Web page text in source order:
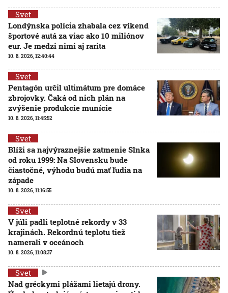
Svet
Londýnska polícia zhabala cez víkend
športové autá za viac ako 10 miliónov
eur. Je medzi nimi aj rarita
10. 8. 2026, 12:40:44
Svet
Pentagón určil ultimátum pre domáce
zbrojovky. Čaká od nich plán na
zvýšenie produkcie munície
10. 8. 2026, 11:45:52
Svet
Blíži sa najvýraznejšie zatmenie Slnka
od roku 1999: Na Slovensku bude
čiastočné, výhodu budú mať ľudia na
západe
10. 8. 2026, 11:16:55
Svet
V júli padli teplotné rekordy v 33
krajinách. Rekordnú teplotu tiež
namerali v oceánoch
10. 8. 2026, 11:08:37
Svet
Nad gréckymi plážami lietajú drony.